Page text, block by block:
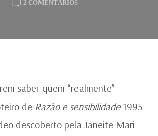
2 COMENTÁRIOSEM
BRUTA!
saber quem “realmente”
de Razão e sensibilidade1995
descoberto pela Janeite Mari